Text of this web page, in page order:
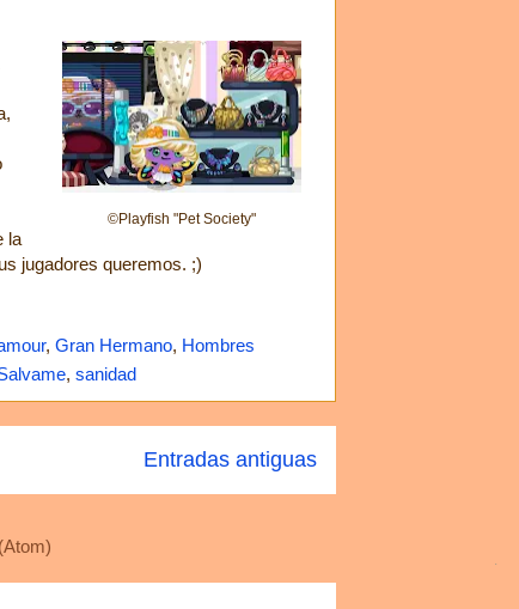
©Playfish "Pet Society"
la
jugadores queremos. ;)
, Gran Hermano, Hombres
, sanidad
Entradas antiguas